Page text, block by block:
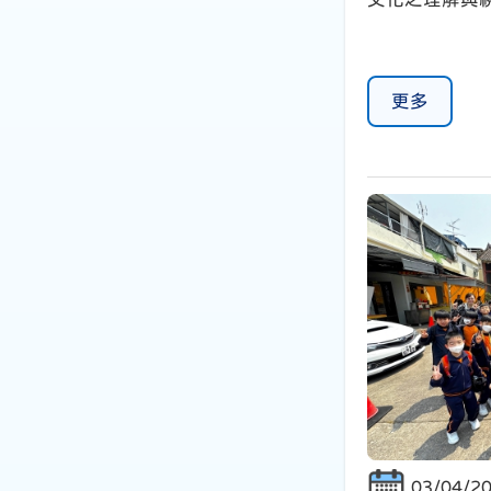
更多
03/04/